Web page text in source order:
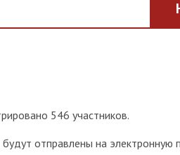
546 участников.
отправлены на электронную